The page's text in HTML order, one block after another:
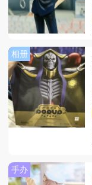
相册
手办